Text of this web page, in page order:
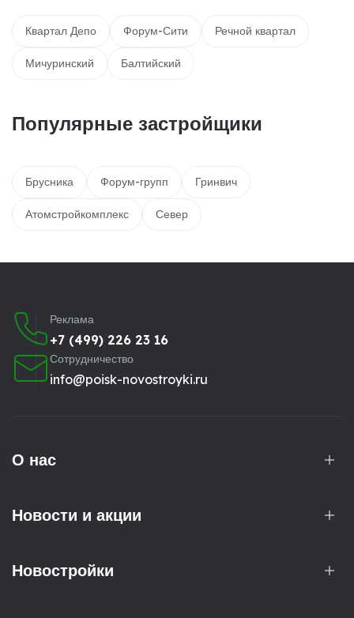
Квартал Депо Форум-Сити Речной квартал
Мичуринский Балтийский
Популярные застройщики
Брусника Форум-групп Гринвич
Атомстройкомплекс Север
Реклама
+7 (499) 226 23 16
Сотрудничество
info@poisk-novostroyki.ru
О нас
Новости и акции
Новостройки